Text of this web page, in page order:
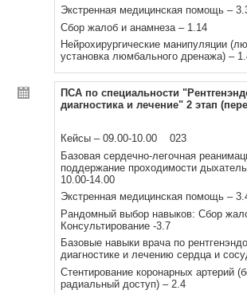
Экстренная медицинская помощь –
Сбор жалоб и анамнеза – 1.14
Нейрохирургические манипуляции
установка люмбального дренажа) –
ПСА по специальности
диагностика и лечение" 2 этап
Кейсы – 09.00-10.00 023
Базовая сердечно-легочная
поддержание проходимости
10.00-14.00
Экстренная медицинская помощь –
Рандомный выбор навыков: Сбор
Консультирование -3.7
Базовые навыки врача по
диагностике и лечению сердца и
Стентирование коронарных артерий
радиальный доступ) – 2.4